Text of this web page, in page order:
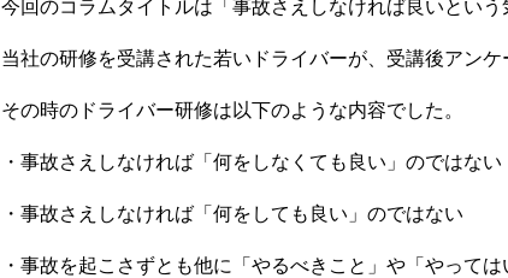
今回のコラムタイトルは「事故さえしなければ良いという
当社の研修を受講された若いドライバーが、受講後アンケ
その時のドライバー研修は以下のような内容でした。
・事故さえしなければ「何をしなくても良い」のではない
・事故さえしなければ「何をしても良い」のではない
・事故を起こさずとも他に「やるべきこと」や「やって